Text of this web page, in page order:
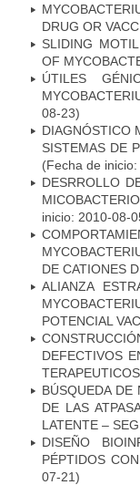
DRUG OR
SLIDING
OF
ÚTILES
08-23)
DIAGNÓSTICO
SISTEMAS DE
(Fecha de
DESRROLLO
inicio: 2010-08-
DE CATIONES
ALIANZA
POTENCIAL
DEFECTIVOS
BÚSQUEDA DE
DE LAS
LATENTE –
DISEÑO
PÉPTIDOS
07-21)